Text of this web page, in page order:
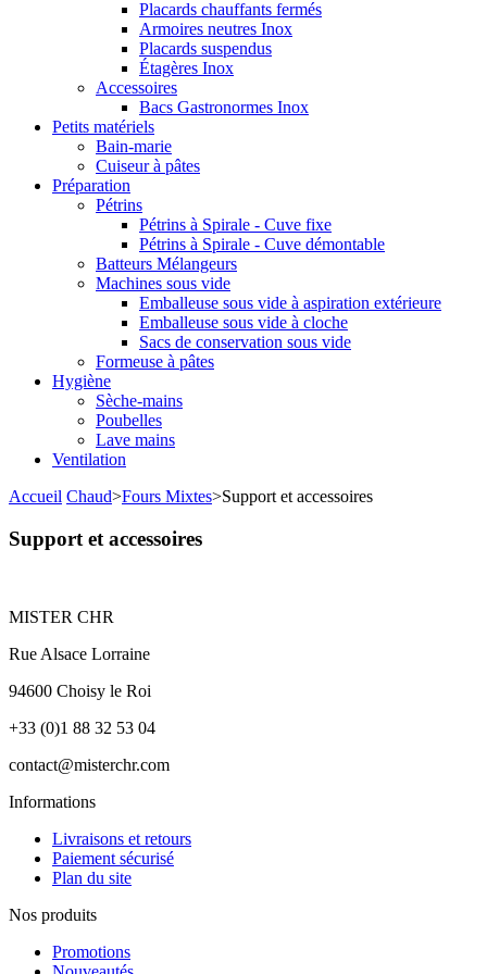
Placards chauffants fermés
Armoires neutres Inox
Placards suspendus
Étagères Inox
Accessoires
Bacs Gastronormes Inox
Petits matériels
Bain-marie
Cuiseur à pâtes
Préparation
Pétrins
Pétrins à Spirale - Cuve fixe
Pétrins à Spirale - Cuve démontable
Batteurs Mélangeurs
Machines sous vide
Emballeuse sous vide à aspiration extérieure
Emballeuse sous vide à cloche
Sacs de conservation sous vide
Formeuse à pâtes
Hygiène
Sèche-mains
Poubelles
Lave mains
Ventilation
Accueil Chaud>Fours Mixtes>Support et accessoires
Support et accessoires
MISTER CHR
Rue Alsace Lorraine
94600 Choisy le Roi
+33 (0)1 88 32 53 04
contact@misterchr.com
Informations
Livraisons et retours
Paiement sécurisé
Plan du site
Nos produits
Promotions